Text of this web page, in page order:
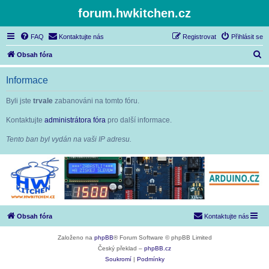
forum.hwkitchen.cz
FAQ Kontaktujte nás Přihlásit se
Registrovat
Obsah fóra
l
Informace
Byli jste trvale zabanováni na tomto fóru.
Kontaktujte administrátora fóra pro další informace.
Tento ban byl vydán na vaši IP adresu.
Obsah fóra Kontaktujte nás
Založeno na phpBB® Forum Software © phpBB Limited
Český překlad – phpBB.cz
Soukromí
Podmínky